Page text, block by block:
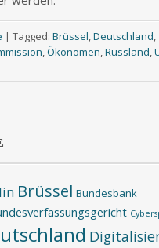
| Tagged: Brüssel,Deutschland,
,Ökonomen,Russland,
Brüssel Bundesbank